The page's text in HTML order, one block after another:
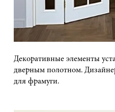
Декоративные элементы
дверным полотном.
для фрамуги.